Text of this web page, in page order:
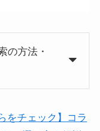
の方法・
をチェック】コラ